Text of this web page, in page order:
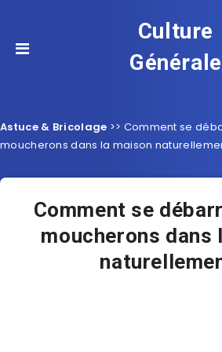
Culture
Générale
Astuce & Bricolage >> Comment se
moucherons dans la maison
Comment se
moucherons dans